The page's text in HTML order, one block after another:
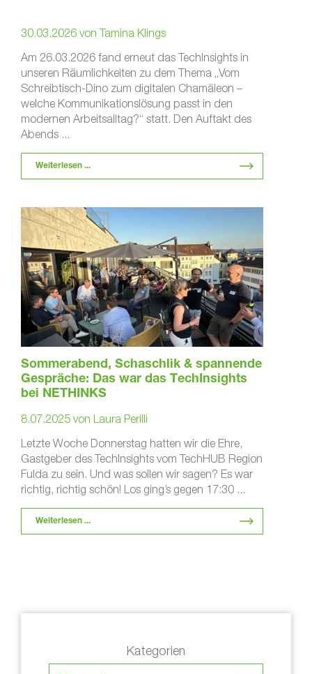
30.03.2026 von Tamina Klings
Am 26.03.2026 fand erneut das TechInsights in
unseren Räumlichkeiten zu dem Thema „Vom
Schreibtisch-Dino zum digitalen Chamäleon –
welche Kommunikationslösung passt in den
modernen Arbeitsalltag?“ statt. Den Auftakt des
Abends ...
Weiterlesen ...
Sommerabend, Schaschlik & spannende
Gespräche: Das war das TechInsights
bei NETHINKS
8.07.2025 von Laura Perilli
Letzte Woche Donnerstag hatten wir die Ehre,
Gastgeber des TechInsights vom TechHUB Region
Fulda zu sein. Und was sollen wir sagen? Es war
richtig, richtig schön! Los ging’s gegen 17:30 ...
Weiterlesen ...
Kategorien